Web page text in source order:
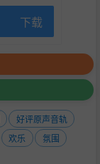
下载
好评原声音轨
欢乐
氛围